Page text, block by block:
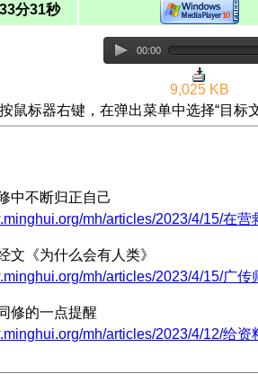
33分31秒
00:00
9,025 KB
鼠标器右键，在弹出菜单中选择“目标
中不断归正自己
mh/articles/2023/4/15/在
文《为什么会有人类》
mh/articles/2023/4/15/广
修的一点提醒
mh/articles/2023/4/12/给